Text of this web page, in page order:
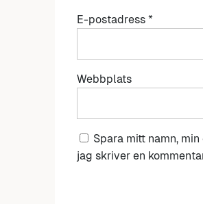
E-postadress *
Webbplats
Spara mitt namn,
jag skriver en